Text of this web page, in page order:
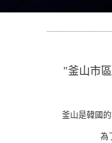
"釜山市
釜山是韓國
為